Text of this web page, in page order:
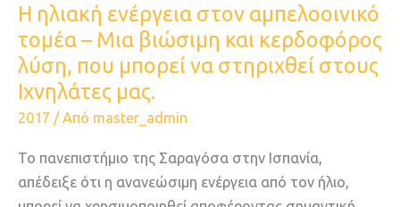
Η ηλιακή ενέργεια στον αμπελοοινικό
τομέα – Μια βιώσιμη και κερδοφόρος
λύση, που μπορεί να στηριχθεί στους
Ιχνηλάτες μας.
2017 / Από master_admin
Το πανεπιστήμιο της Σαραγόσα στην Ισπανία,
απέδειξε ότι η ανανεώσιμη ενέργεια από τον ήλιο,
κερδοφόρος
λύση,
που
μπορεί
να
στους
Ιχνηλάτες